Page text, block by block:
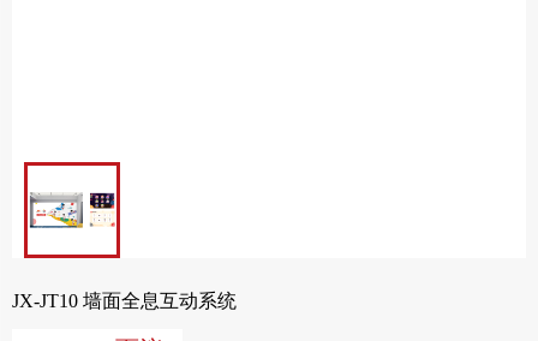
JX-JT10 墙面全息互动系统